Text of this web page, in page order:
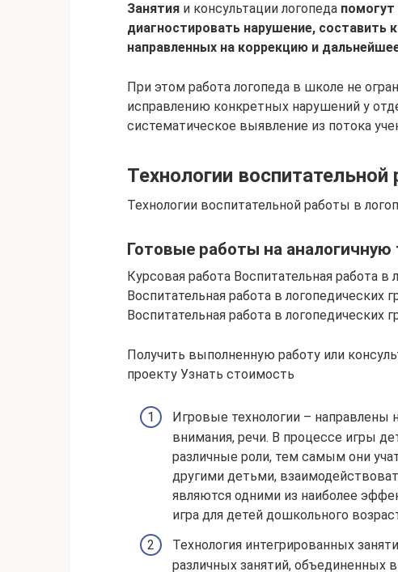
Занятия и консультации логопеда помогут
диагностировать нарушение, составить
направленных на коррекцию и
При этом работа логопеда в школе не
исправлению конкретных нарушений у
систематическое выявление из потока
Технологии воспитательной
Технологии воспитательной работы в
Готовые работы на аналогичную
Курсовая работа Воспитательная работа
Воспитательная работа в логопедических
Воспитательная работа в логопедических
Получить выполненную работу или
проекту Узнать стоимость
Игровые технологии – направлены
внимания, речи. В процессе игры
различные роли, тем самым они
другими детьми,
являются одними из наиболее
игра для детей дошкольного
Технология интегрированных
различных занятий, объединенных